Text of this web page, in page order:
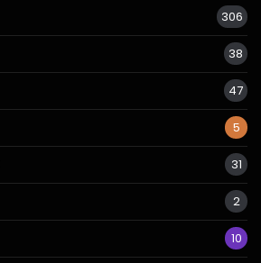
306
38
47
5
31
2
10